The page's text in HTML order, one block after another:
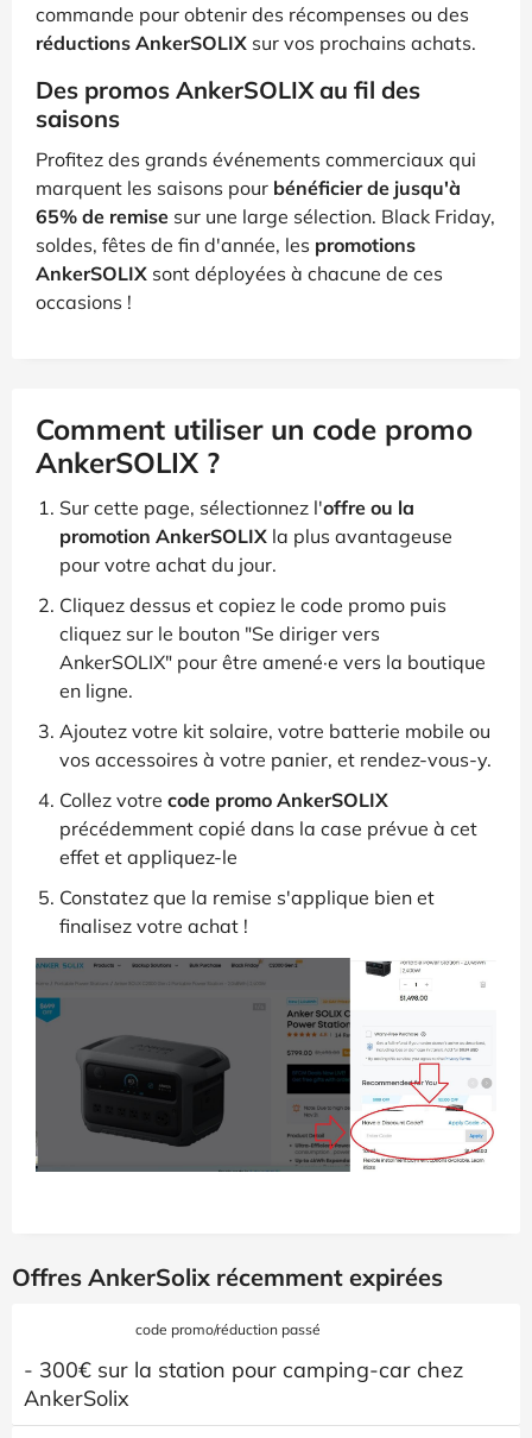
commande pour obtenir des récompenses ou des
réductions AnkerSOLIX sur vos prochains achats.
Des promos AnkerSOLIX au fil des
saisons
Profitez des grands événements commerciaux qui
marquent les saisons pour bénéficier de jusqu'à
65% de remise sur une large sélection. Black Friday,
soldes, fêtes de fin d'année, les promotions
AnkerSOLIX sont déployées à chacune de ces
occasions !
Comment utiliser un code promo
AnkerSOLIX ?
Sur cette page, sélectionnez l'offre ou la
promotion AnkerSOLIX la plus avantageuse
pour votre achat du jour.
Cliquez dessus et copiez le code promo puis
cliquez sur le bouton "Se diriger vers
AnkerSOLIX" pour être amené·e vers la boutique
en ligne.
Ajoutez votre kit solaire, votre batterie mobile ou
vos accessoires à votre panier, et rendez-vous-y.
Collez votre code promo AnkerSOLIX
précédemment copié dans la case prévue à cet
effet et appliquez-le
Constatez que la remise s'applique bien et
finalisez votre achat !
Offres AnkerSolix récemment expirées
code promo/réduction passé
- 300€ sur la station pour camping-car chez
AnkerSolix